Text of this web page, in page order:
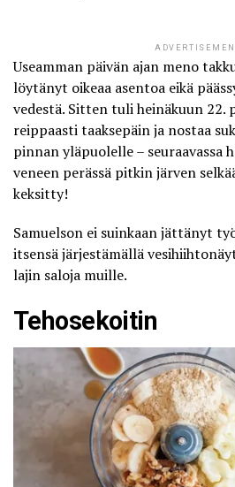
Useamman päivän ajan meno
löytänyt oikeaa asentoa eikä
vedestä. Sitten tuli heinäkuun 22.
reippaasti taaksepäin ja nostaa
pinnan yläpuolelle – seuraavassa
veneen perässä pitkin järven
keksitty!
Samuelson ei suinkaan jättänyt
itsensä järjestämällä
lajin saloja muille.
Tehosekoitin